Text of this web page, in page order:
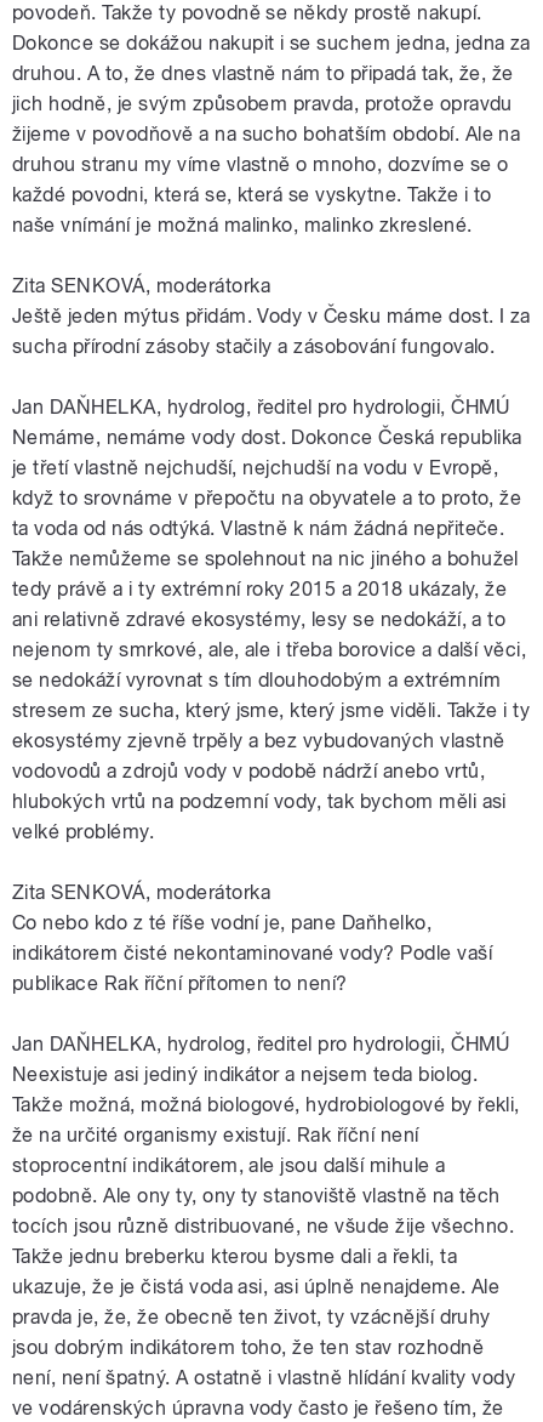
povodeň. Takže ty povodně se někdy prostě nakupí.
Dokonce se dokážou nakupit i se suchem jedna, jedna za
druhou. A to, že dnes vlastně nám to připadá tak, že, že
jich hodně, je svým způsobem pravda, protože opravdu
žijeme v povodňově a na sucho bohatším období. Ale na
druhou stranu my víme vlastně o mnoho, dozvíme se o
každé povodni, která se, která se vyskytne. Takže i to
naše vnímání je možná malinko, malinko zkreslené.
Zita SENKOVÁ, moderátorka
Ještě jeden mýtus přidám. Vody v Česku máme dost. I za
sucha přírodní zásoby stačily a zásobování fungovalo.
Jan DAŇHELKA, hydrolog, ředitel pro hydrologii, ČHMÚ
Nemáme, nemáme vody dost. Dokonce Česká republika
je třetí vlastně nejchudší, nejchudší na vodu v Evropě,
když to srovnáme v přepočtu na obyvatele a to proto, že
ta voda od nás odtýká. Vlastně k nám žádná nepřiteče.
Takže nemůžeme se spolehnout na nic jiného a bohužel
tedy právě a i ty extrémní roky 2015 a 2018 ukázaly, že
ani relativně zdravé ekosystémy, lesy se nedokáží, a to
nejenom ty smrkové, ale, ale i třeba borovice a další věci,
se nedokáží vyrovnat s tím dlouhodobým a extrémním
stresem ze sucha, který jsme, který jsme viděli. Takže i ty
ekosystémy zjevně trpěly a bez vybudovaných vlastně
vodovodů a zdrojů vody v podobě nádrží anebo vrtů,
hlubokých vrtů na podzemní vody, tak bychom měli asi
velké problémy.
Zita SENKOVÁ, moderátorka
Co nebo kdo z té říše vodní je, pane Daňhelko,
indikátorem čisté nekontaminované vody? Podle vaší
publikace Rak říční přítomen to není?
Jan DAŇHELKA, hydrolog, ředitel pro hydrologii, ČHMÚ
Neexistuje asi jediný indikátor a nejsem teda biolog.
Takže možná, možná biologové, hydrobiologové by řekli,
že na určité organismy existují. Rak říční není
stoprocentní indikátorem, ale jsou další mihule a
podobně. Ale ony ty, ony ty stanoviště vlastně na těch
tocích jsou různě distribuované, ne všude žije všechno.
Takže jednu breberku kterou bysme dali a řekli, ta
ukazuje, že je čistá voda asi, asi úplně nenajdeme. Ale
pravda je, že, že obecně ten život, ty vzácnější druhy
jsou dobrým indikátorem toho, že ten stav rozhodně
není, není špatný. A ostatně i vlastně hlídání kvality vody
ve vodárenských úpravna vody často je řešeno tím, že